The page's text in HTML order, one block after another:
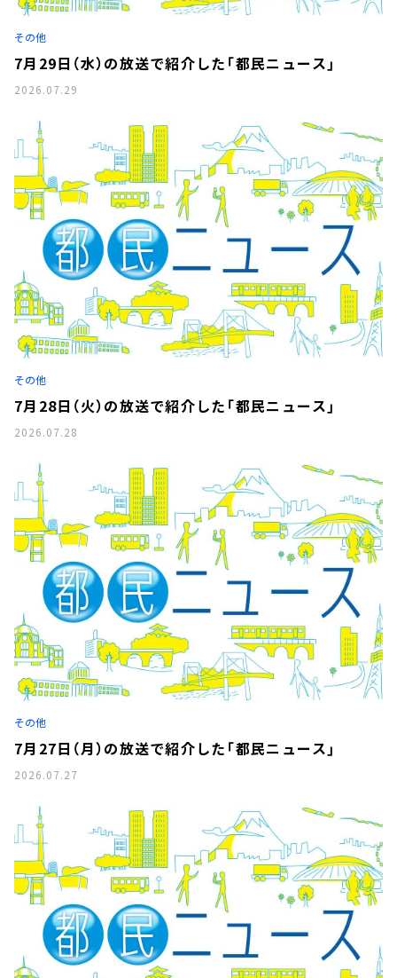
その他
7月29日（水）の放送で紹介した「都民ニュース」
2026.07.29
その他
7月28日（火）の放送で紹介した「都民ニュース」
2026.07.28
その他
7月27日（月）の放送で紹介した「都民ニュース」
2026.07.27